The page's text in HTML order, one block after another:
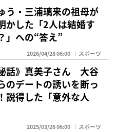
う・三浦璃来の祖母が
かした「2人は結婚す
」への“答え”
2026/04/28 06:00 スポーツ
話》真美子さん 大谷
のデートの誘いを断っ
説得した「意外な人
2025/03/26 06:00 スポーツ